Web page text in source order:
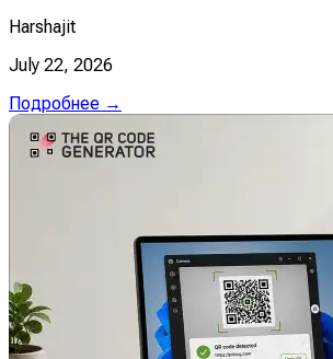
Harshajit
July 22, 2026
Подробнее →